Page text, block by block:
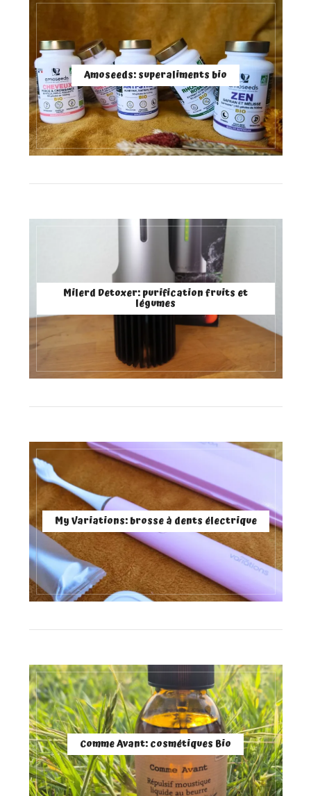
Amoseeds: superaliments bio
Milerd Detoxer: purification fruits et
légumes
My Variations: brosse à dents électrique
Comme Avant: cosmétiques Bio